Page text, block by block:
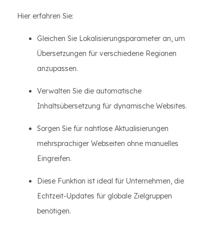
Hier erfahren Sie:
Gleichen Sie Lokalisierungsparameter an, um
Übersetzungen für verschiedene Regionen
anzupassen.
Verwalten Sie die automatische
Inhaltsübersetzung für dynamische Websites.
Sorgen Sie für nahtlose Aktualisierungen
mehrsprachiger Webseiten ohne manuelles
Eingreifen.
Diese Funktion ist ideal für Unternehmen, die
Echtzeit-Updates für globale Zielgruppen
benötigen.